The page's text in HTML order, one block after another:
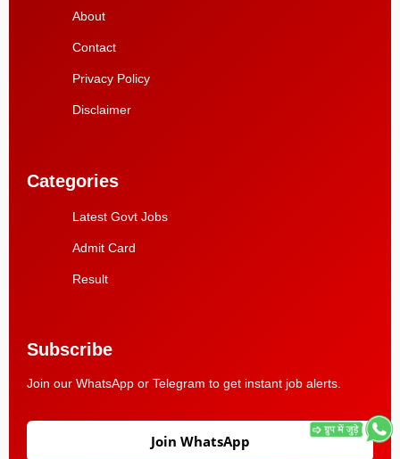
About
Contact
Privacy Policy
Disclaimer
Categories
Latest Govt Jobs
Admit Card
Result
Subscribe
Join our WhatsApp or Telegram to get instant job alerts.
Join WhatsApp